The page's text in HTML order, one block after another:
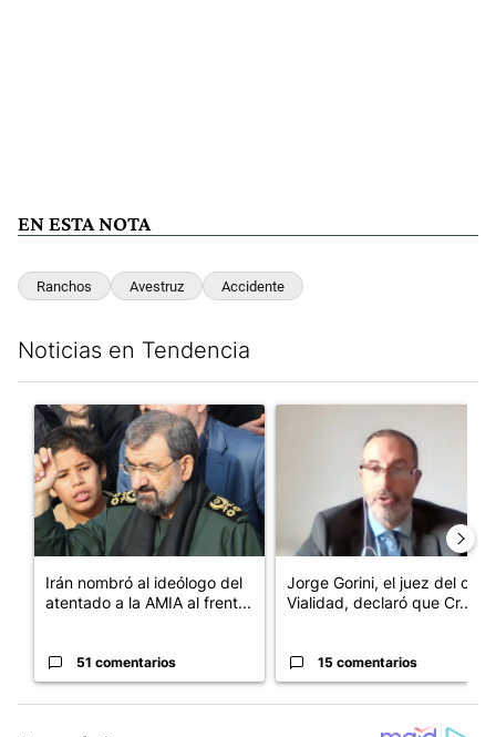
EN ESTA NOTA
Ranchos Avestruz Accidente
Noticias en Tendencia
Un artículo de tendencia con el título "Irán nombró al ideólogo
Irán nombró al ideólogo del
atentado a la AMIA al frent...
51 comentarios
Jorge Gorini, el juez del caso
Vialidad, declaró que Cr...
15 comentarios